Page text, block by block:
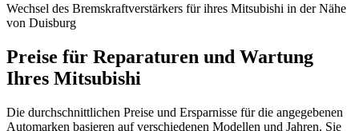
Wechsel des Bremskraftverstärkers für ihres Mitsubishi in der Nähe
von Duisburg
Preise für Reparaturen und Wartung
Ihres Mitsubishi
Die durchschnittlichen Preise und Ersparnisse für die angegebenen
Automarken basieren auf verschiedenen Modellen und Jahren. Sie